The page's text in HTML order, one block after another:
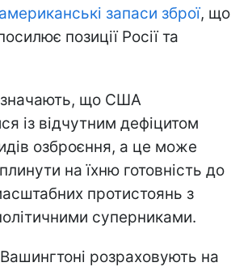
запаси зброї, що
позиції Росії та
що США
із відчутним дефіцитом
озброєння, а це може
на їхню готовність до
протистоянь з
суперниками.
розраховують на